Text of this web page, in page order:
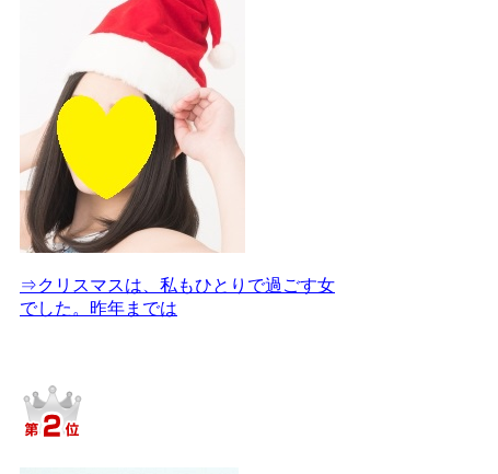
⇒クリスマスは、私もひとりで過ごす女
でした。昨年までは